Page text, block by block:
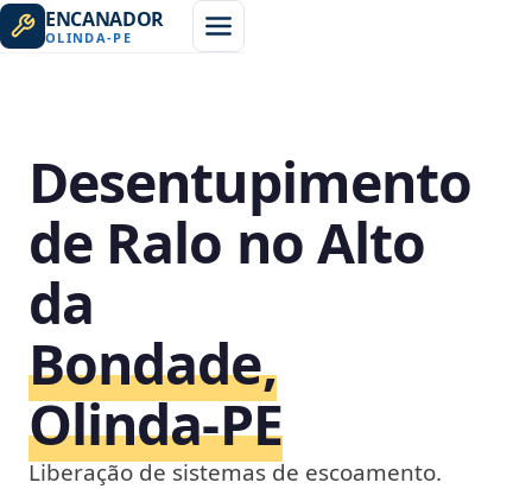
ENCANADOR
OLINDA-PE
Desentupimento
de Ralo no Alto
da
Bondade,
Olinda‑PE
Liberação de sistemas de escoamento.